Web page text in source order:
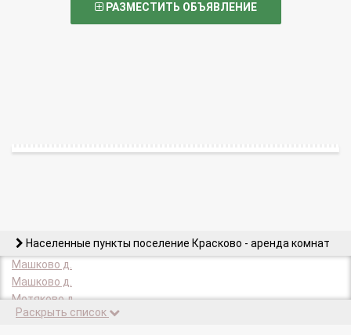
РАЗМЕСТИТЬ ОБЪЯВЛЕНИЕ
Населенные пункты поселение Красково - аренда комнат
Машково д.
Машково д.
Мотяково д.
Раскрыть список